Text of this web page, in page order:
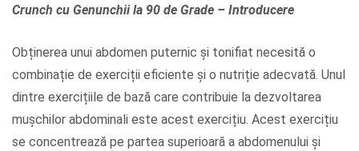
Crunch cu Genunchii la 90 de Grade – Introducere
Obținerea unui abdomen puternic și tonifiat necesită o
combinație de exerciții eficiente și o nutriție adecvată. Unul
dintre exercițiile de bază care contribuie la dezvoltarea
mușchilor abdominali este acest exercițiu. Acest exercițiu
se concentrează pe partea superioară a abdomenului și